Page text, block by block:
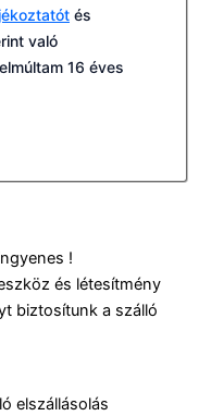
és
való
16 éves
!
és létesítmény
biztosítunk a szálló
elszállásolás